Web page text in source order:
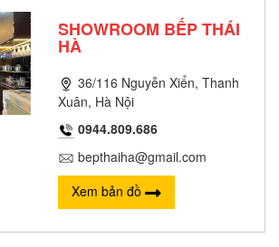
SHOWROOM BẾP THÁI
HÀ
36/116 Nguyễn Xiển, Thanh
Xuân, Hà Nội
0944.809.686
bepthaiha@gmail.com
Xem bản đồ